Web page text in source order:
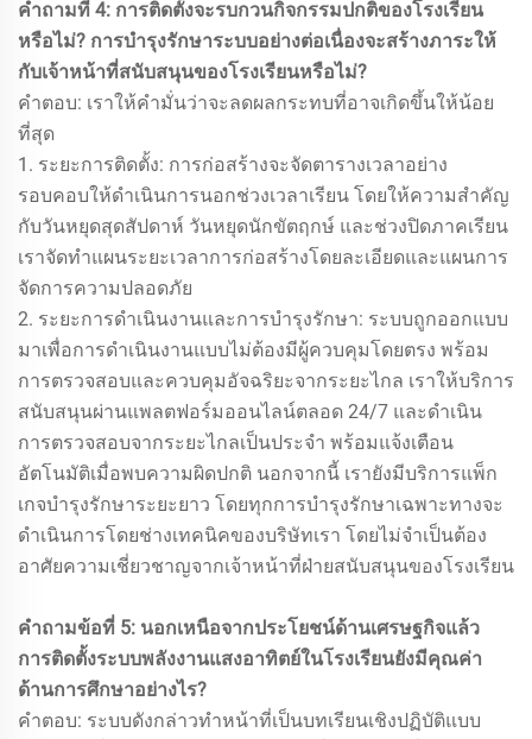
คำถามที่ 4: การติดตั้งจะรบกวนกิจกรรมปกติของโรงเรียน
หรือไม่? การบำรุงรักษาระบบอย่างต่อเนื่องจะสร้างภาระให้
กับเจ้าหน้าที่สนับสนุนของโรงเรียนหรือไม่?
คำตอบ: เราให้คำมั่นว่าจะลดผลกระทบที่อาจเกิดขึ้นให้น้อย
ที่สุด
1. ระยะการติดตั้ง: การก่อสร้างจะจัดตารางเวลาอย่าง
รอบคอบให้ดำเนินการนอกช่วงเวลาเรียน โดยให้ความสำคัญ
กับวันหยุดสุดสัปดาห์ วันหยุดนักขัตฤกษ์ และช่วงปิดภาคเรียน
เราจัดทำแผนระยะเวลาการก่อสร้างโดยละเอียดและแผนการ
จัดการความปลอดภัย
2. ระยะการดำเนินงานและการบำรุงรักษา: ระบบถูกออกแบบ
มาเพื่อการดำเนินงานแบบไม่ต้องมีผู้ควบคุมโดยตรง พร้อม
การตรวจสอบและควบคุมอัจฉริยะจากระยะไกล เราให้บริการ
สนับสนุนผ่านแพลตฟอร์มออนไลน์ตลอด 24/7 และดำเนิน
การตรวจสอบจากระยะไกลเป็นประจำ พร้อมแจ้งเตือน
อัตโนมัติเมื่อพบความผิดปกติ นอกจากนี้ เรายังมีบริการแพ็ก
เกจบำรุงรักษาระยะยาว โดยทุกการบำรุงรักษาเฉพาะทางจะ
ดำเนินการโดยช่างเทคนิคของบริษัทเรา โดยไม่จำเป็นต้อง
อาศัยความเชี่ยวชาญจากเจ้าหน้าที่ฝ่ายสนับสนุนของโรงเรียน
คำถามข้อที่ 5: นอกเหนือจากประโยชน์ด้านเศรษฐกิจแล้ว
การติดตั้งระบบพลังงานแสงอาทิตย์ในโรงเรียนยังมีคุณค่า
ด้านการศึกษาอย่างไร?
คำตอบ: ระบบดังกล่าวทำหน้าที่เป็นบทเรียนเชิงปฏิบัติแบบ